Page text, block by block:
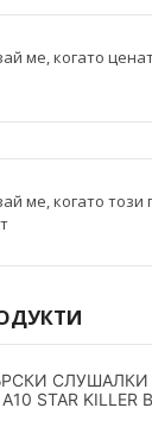
ме, когато
ме, когато този
СЛУШАЛКИ
STAR KILLER